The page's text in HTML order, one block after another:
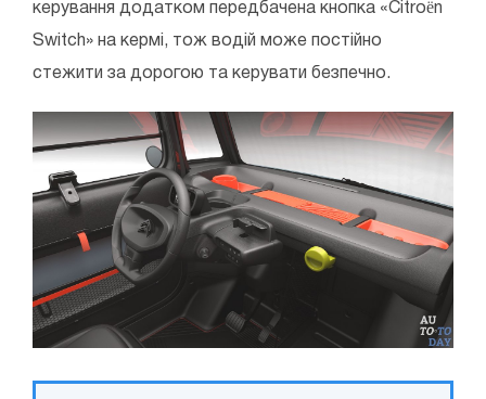
керування додатком передбачена кнопка «Citroën
Switch» на кермі, тож водій може постійно
стежити за дорогою та керувати безпечно.